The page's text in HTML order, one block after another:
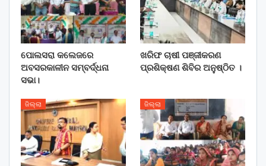
ପୋଲସରା କଲେଜରେ
ଅବସରକାଳୀନ ସମ୍ବର୍ଦ୍ଧନା
ସଭା।
ଖରିଫ ଚାଷୀ ପଞ୍ଜୀକରଣ
ପ୍ରଶିକ୍ଷଣ ଶିବିର ଅନୁଷ୍ଠିତ ।
ଜିଲ୍ଲା ଜିଲ୍ଲା